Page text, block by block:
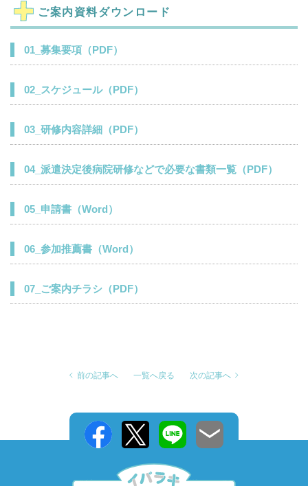
ご案内資料ダウンロード
01_募集要項（PDF）
02_スケジュール（PDF）
03_研修内容詳細（PDF）
04_派遣決定後病院研修などで必要な書類一覧（PDF）
05_申請書（Word）
06_参加推薦書（Word）
07_ご案内チラシ（PDF）
前の記事へ 一覧へ戻る 次の記事へ